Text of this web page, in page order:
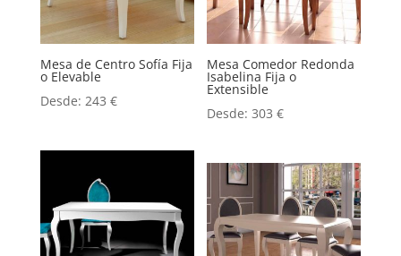
Mesa de Centro Sofía Fija
o Elevable
Desde: 243 €
Mesa Comedor Redonda
Isabelina Fija o
Extensible
Desde:303€